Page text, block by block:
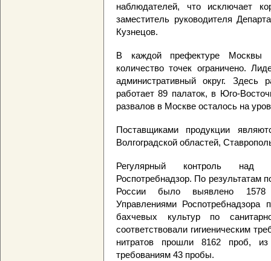
наблюдателей, что исключает
заместитель руководителя
Кузнецов.
В каждой префектуре Москвы
количество точек ограничено.
административный округ.
работает 89 палаток, в Юго-
развалов в Москве осталось на
Поставщиками продукции
Волгоградской областей,
Регулярный контроль над
Роспотребнадзор. По результатам
России было выявлено 1578
Управлениями
бахчевых культур по
соответствовали гигиеническим
нитратов прошли 8162 проб, из
требованиям 43 пробы.